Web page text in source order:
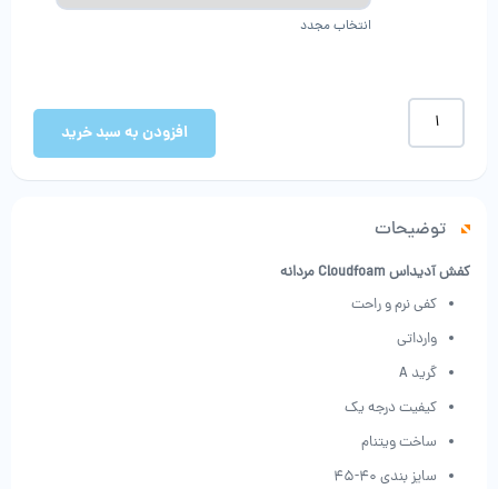
انتخاب مجدد
کفش
آدیداس
Cloudfoam
مردانه
افزودن به سبد خرید
توضیحات
کفش آدیداس Cloudfoam مردانه
کفی نرم و راحت
وارداتی
گرید A
کیفیت درجه یک
ساخت ویتنام
سایز بندی 40-45